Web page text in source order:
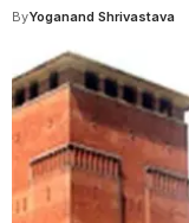
ByYoganand Shrivastava